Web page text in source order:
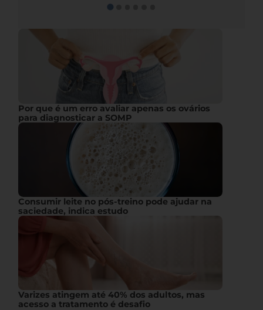
Por que é um erro avaliar apenas os ovários
para diagnosticar a SOMP
Consumir leite no pós-treino pode ajudar na
saciedade, indica estudo
Varizes atingem até 40% dos adultos, mas
acesso a tratamento é desafio